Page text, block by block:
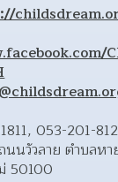
053-201-812
นวัวลาย ตำบลหา
50100